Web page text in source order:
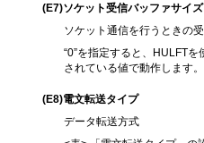
(E7)ソケット受信バッファサイズ
ソケット通信を行うときの
“0”を指定すると、HULFT
されている値で動作します。
(E8)電文転送タイプ
データ転送方式